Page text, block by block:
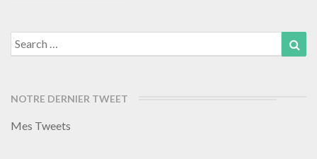
Search
for:
NOTRE DERNIER TWEET
Mes Tweets